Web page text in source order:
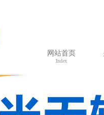
网站首页
Index